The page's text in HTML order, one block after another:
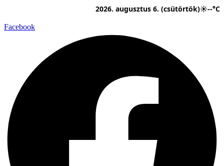
tartalomhoz
2026. augusztus 6. (csütörtök)☀--°C
Facebook